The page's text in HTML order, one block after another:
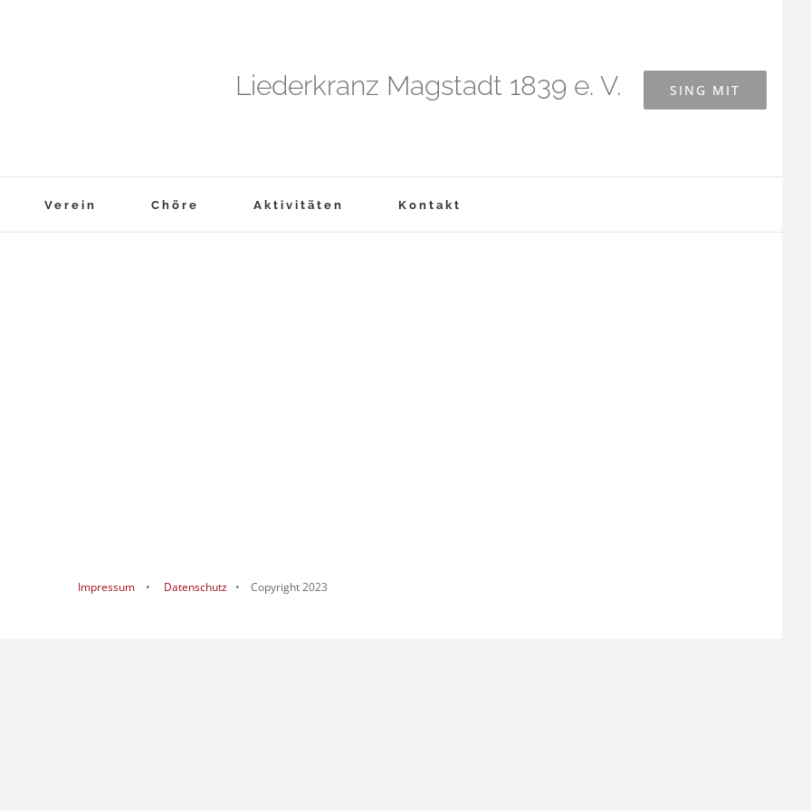
Liederkranz Magstadt 1839 e. V. SING MIT
Verein Chöre Aktivitäten Kontakt
Impressum • Datenschutz • Copyright 2023